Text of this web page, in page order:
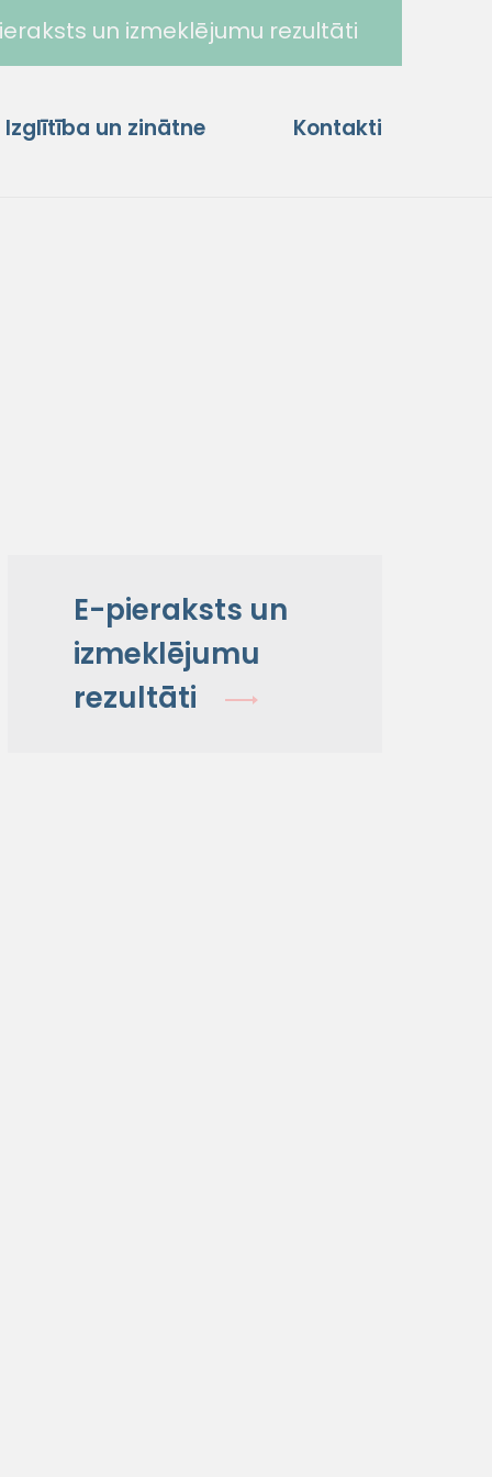
un izmeklējumu rezultāti
Izglītība un zinātne Kontakti
E-pieraksts un
izmeklējumu
rezultāti